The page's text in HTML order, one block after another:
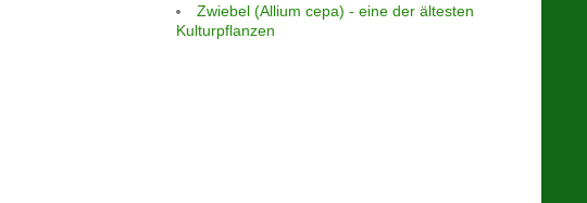
Zwiebel (Allium cepa) - eine der ältesten
Kulturpflanzen